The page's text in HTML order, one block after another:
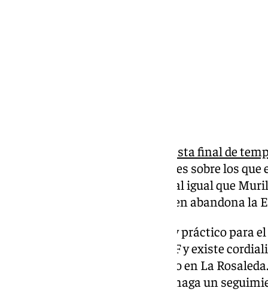
Moussa Diarra jugará cedido hasta final de
maliense era uno de los jugadores sobre los
escenario de cesión. El central, al igual que
primera vuelta y es Moussa quien abandona la
Marbella es un sitio apetecible y práctico para
marbellí milita en Primera RFEF y existe
tras el partido de Copa celebrado en La
provincia, lo que facilita que se haga un